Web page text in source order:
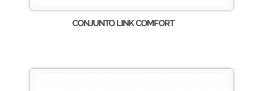
CONJUNTO LINK COMFORT